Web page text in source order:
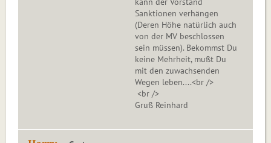
Sanktionen verhängen
(Deren Höhe natürlich auch
von der MV beschlossen
sein müssen). Bekommst Du
keine Mehrheit, mußt Du
mit den zuwachsenden
Wegen leben....<br />
<br />
Gruß Reinhard